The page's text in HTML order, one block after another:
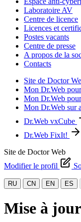
Laboratoire AV
Centre de licence
Licences et
Postes vacants
Centre de presse
A propos de la
Contacts
Site de Doctor
Mon Dr.Web
Mon Dr.Web
Mon Dr.Web sur
Dr.Web vxCube
Dr.Web FixIt!
Site de Doctor Web
Modifier le profil
RU CN EN ES
Mise à